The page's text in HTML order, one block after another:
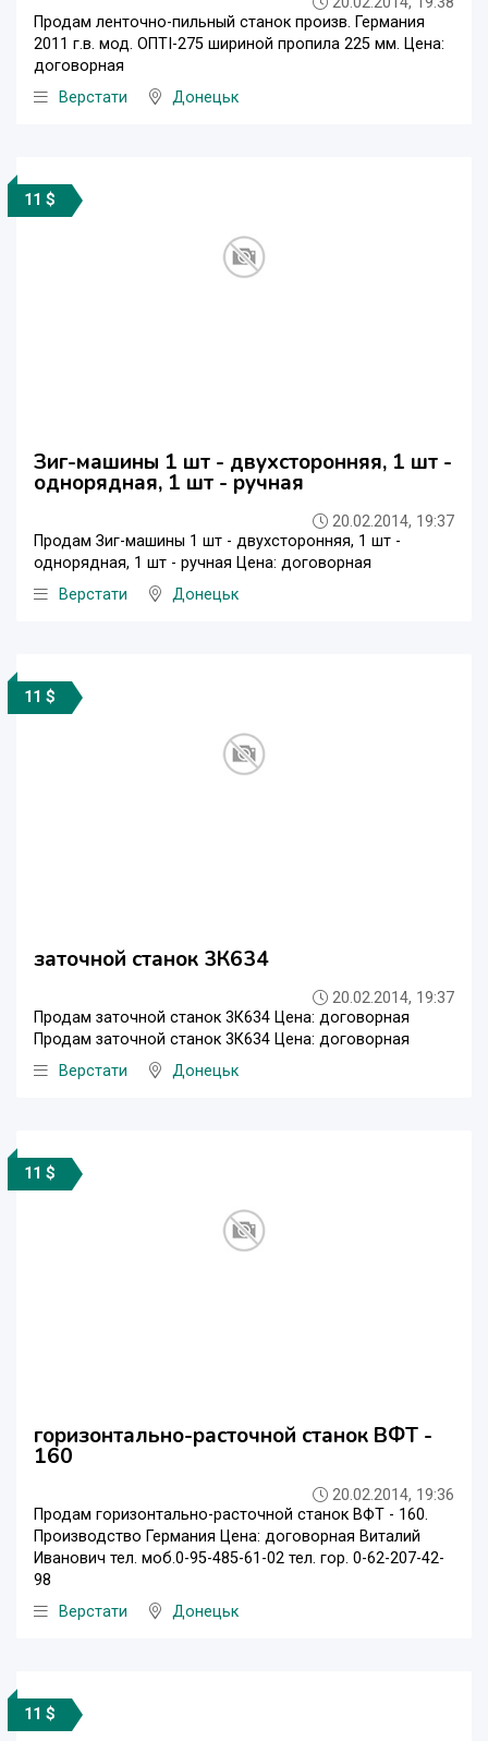
Продам ленточно-пильный станок произв. Германия
2011 г.в. мод. ОПТІ-275 шириной пропила 225 мм. Цена:
договорная
Верстати
Донецьк
11 $
Зиг-машины 1 шт - двухсторонняя, 1 шт -
однорядная, 1 шт - ручная
20.02.2014, 19:37
Продам Зиг-машины 1 шт - двухсторонняя, 1 шт -
однорядная, 1 шт - ручная Цена: договорная
Верстати
Донецьк
11 $
заточной станок 3К634
20.02.2014, 19:37
Продам заточной станок 3К634 Цена: договорная
Продам заточной станок 3К634 Цена: договорная
Верстати
Донецьк
11 $
горизонтально-расточной станок ВФТ -
160
20.02.2014, 19:36
Продам горизонтально-расточной станок ВФТ - 160.
Производство Германия Цена: договорная Виталий
Иванович тел. моб.0-95-485-61-02 тел. гор. 0-62-207-42-
98
Верстати
Донецьк
11 $